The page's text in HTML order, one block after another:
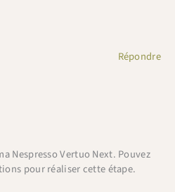
Répondre
Nespresso Vertuo Next. Pouvez
pour réaliser cette étape.